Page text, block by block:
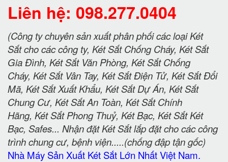
Liên hệ: 098.277.0404
(Công ty chuyên sản xuất phân phối các loại Két
Sắt cho các công ty, Két Sắt Chống Cháy, Két Sắt
Gia Đình, Két Sắt Văn Phòng, Két Sắt Chống
Cháy, Két Sắt Vân Tay, Két Sắt Điện Tử, Két Sắt Đổi
Mã, Két Sắt Xuất Khẩu, Két Sắt Dự Án, Két Sắt
Chung Cư, Két Sắt An Toàn, Két Sắt Chính
Hãng, Két Sắt Phong Thuỷ, Két Bạc, Két Sắt Két
Bạc, Safes... Nhận đặt Két Sắt lắp đặt cho các công
trình chung cư, bệnh viện.....(chống đập tận gốc)
Nhà Máy Sản Xuất Két Sắt Lớn Nhất Việt Nam.